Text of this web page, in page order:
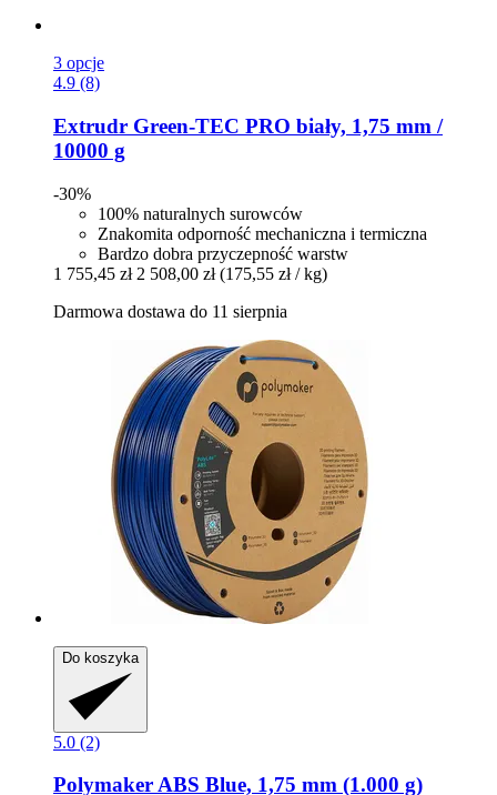
3 opcje
4.9 (8)
Extrudr Green-​TEC PRO biały, 1,75 mm /
10000 g
-30%
100% naturalnych surowców
Znakomita odporność mechaniczna i termiczna
Bardzo dobra przyczepność warstw
1 755,45 zł 2 508,00 zł (175,55 zł / kg)
Darmowa dostawa do 11 sierpnia
Do koszyka
5.0 (2)
PolymakerABS Blue, 1,75 mm (1.000 g)